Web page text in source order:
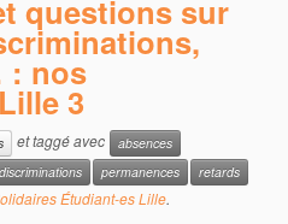
questions sur
: nos
3
et taggé avec
absences
discriminations permanences
retards
Étudiant-es Lille.